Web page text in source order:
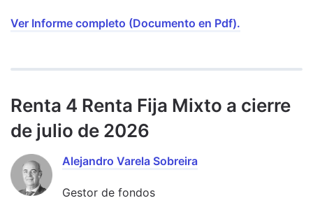
Ver Informe completo (Documento en Pdf).
Renta 4 Renta Fija Mixto a cierre
de julio de 2026
Alejandro Varela Sobreira
Gestor de fondos